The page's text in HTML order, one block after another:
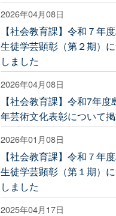
2026年04月08日
【社会教育課】令和７年
生徒学芸顕彰（第２期）
しました
2026年04月08日
【社会教育課】令和7年
年芸術文化表彰について
2026年01月08日
【社会教育課】令和７年
生徒学芸顕彰（第１期）
しました
2025年04月17日